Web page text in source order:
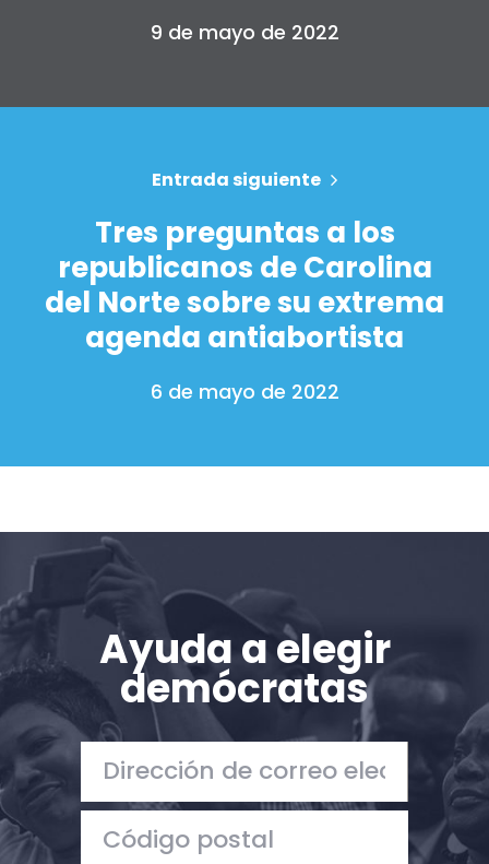
9 de mayo de 2022
Entrada siguiente
Tres preguntas a los
republicanos de Carolina
del Norte sobre su extrema
agenda antiabortista
6 de mayo de 2022
Ayuda a elegir
demócratas